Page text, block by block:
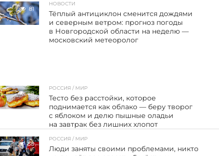
81
НОВОСТИ
Тёплый антициклон сменится дождями
и северным ветром: прогноз погоды
в Новгородской области на неделю —
московский метеоролог
88
РОССИЯ / МИР
Тесто без расстойки, которое
поднимается как облако — беру творог
с яблоком и делю пышные оладьи
на завтрак без лишних хлопот
58
РОССИЯ / МИР
Люди заняты своими проблемами, никто